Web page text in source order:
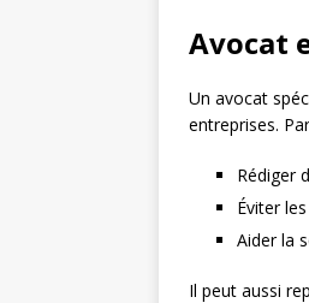
Avocat
Un avocat
entreprises.
Rédiger
Éviter
Aider la
Il peut aussi